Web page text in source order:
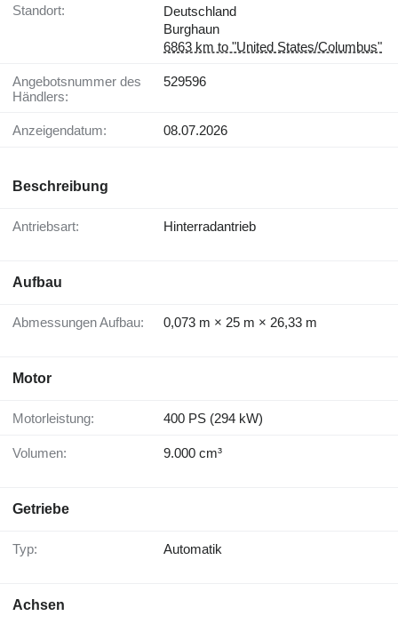
Standort:
Deutschland
Burghaun
6863 km to "United States/Columbus"
Angebotsnummer des
Händlers:
529596
Anzeigendatum: 08.07.2026
Beschreibung
Antriebsart: Hinterradantrieb
Aufbau
Abmessungen Aufbau: 0,073 m × 25 m × 26,33 m
Motor
Motorleistung: 400 PS (294 kW)
Volumen: 9.000 cm³
Getriebe
Typ: Automatik
Achsen